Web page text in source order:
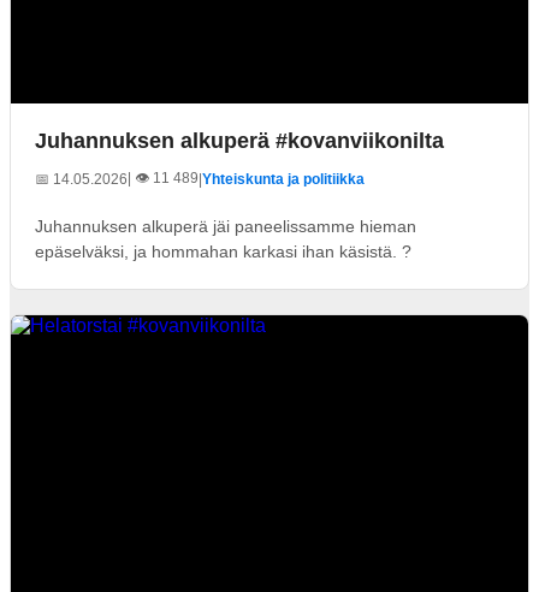
Juhannuksen alkuperä #kovanviikonilta
📅 14.05.2026| 👁️ 11 489 Yhteiskunta ja politiikka
Juhannuksen alkuperä jäi paneelissamme hieman
epäselväksi, ja hommahan karkasi ihan käsistä. ?